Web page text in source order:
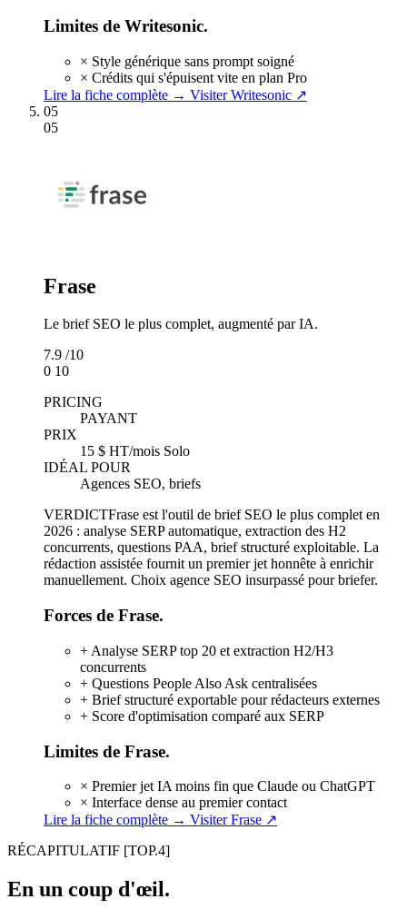
Limites de Writesonic.
× Style générique sans prompt soigné
× Crédits qui s'épuisent vite en plan Pro
Lire la fiche complète → Visiter Writesonic ↗
05
05
Frase
Le brief SEO le plus complet, augmenté par IA.
7.9 /10
0 10
PRICING
PAYANT
PRIX
15 $ HT/mois Solo
IDÉAL POUR
Agences SEO, briefs
VERDICTFrase est l'outil de brief SEO le plus complet en
2026 : analyse SERP automatique, extraction des H2
concurrents, questions PAA, brief structuré exploitable. La
rédaction assistée fournit un premier jet honnête à enrichir
manuellement. Choix agence SEO insurpassé pour briefer.
Forces de Frase.
+ Analyse SERP top 20 et extraction H2/H3
concurrents
+ Questions People Also Ask centralisées
+ Brief structuré exportable pour rédacteurs externes
+ Score d'optimisation comparé aux SERP
Limites de Frase.
× Premier jet IA moins fin que Claude ou ChatGPT
× Interface dense au premier contact
Lire la fiche complète → Visiter Frase ↗
RÉCAPITULATIF [TOP.4]
En un coup d'œil.